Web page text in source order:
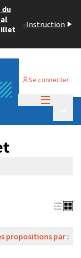
-Instruction
Se connecter
propositions par :